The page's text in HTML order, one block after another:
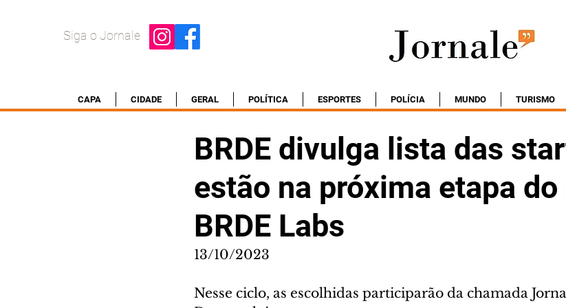
Siga o Jornale
CAPA CIDADE GERAL POLÍTICA ESPORTES POLÍCIA MUNDO TURISMO
BRDE divulga lista das
estão na próxima etapa
BRDE Labs
13/10/2023
Nesse ciclo, as escolhidas participarão da chamada